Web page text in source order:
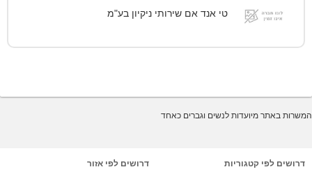
טי אנד אם שירותי ניקיון בע"מ
המשרות באתר מיועדות לנשים וגברים כאחד
דרושים לפי קטגוריות
דרושים לפי אזור